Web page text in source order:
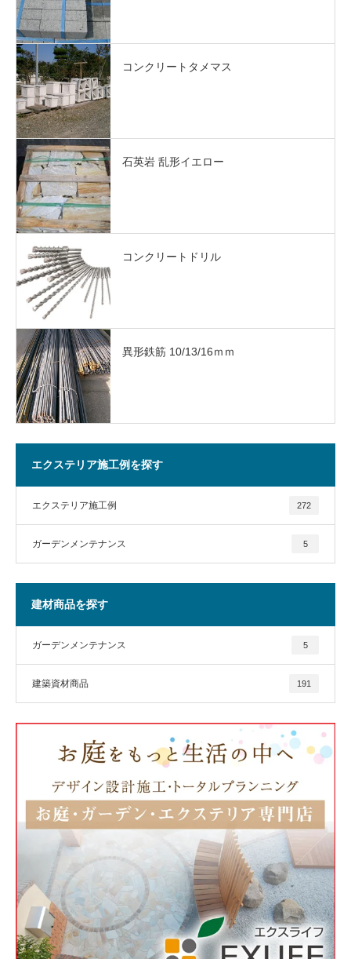
コンクリートタメマス
石英岩 乱形イエロー
コンクリートドリル
異形鉄筋 10/13/16ｍｍ
エクステリア施工例を探す
エクステリア施工例 272
ガーデンメンテナンス 5
建材商品を探す
ガーデンメンテナンス 5
建築資材商品 191